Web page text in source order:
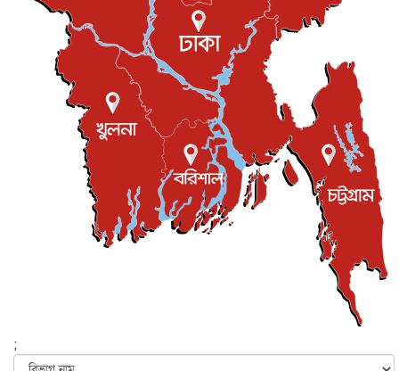
ইউকে কমিউনিটি ৫ আগস্ট, ২০২৬
প্রধানমন্ত্রীকে সৌদি আরব সফরের আমন্ত্রণ
জাতীয় ৫ আগস্ট, ২০২৬
জুলাই গণ-অভ্যুত্থান দিবস আজ, স্মরণে দেশজুড়ে কর্মসূচি
জাতীয় ৫ আগস্ট, ২০২৬
জনগণ পরিবর্তন চেয়েছে বলেই জুলাই আন্দোলন সফল :
৫ আগস্ট, ২০২৬
বেনজীর আহমেদের সঙ্গে পরীমনির ঘনিষ্ঠ সম্পর্ক ছিল : নাসির
মাহম...
জাতীয় ৫ আগস্ট, ২০২৬
হরমুজ নিয়ে ইরান-মার্কিন চুক্তি হতে পারে আজ : মার্কিন অর্থমন...
৫ আগস্ট, ২০২৬
পৃথিবীর দিকে আসছে বিধ্বংসী বস্তু, পারমাণবিক বোমা দিয়ে করা
আন্তর্জাতিক ৫ আগস্ট, ২০২৬
;